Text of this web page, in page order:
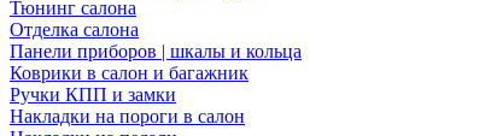
Тюнинг салона
Отделка салона
Панели приборов | шкалы и кольца
Коврики в салон и багажник
Ручки КПП и замки
Накладки на пороги в салон